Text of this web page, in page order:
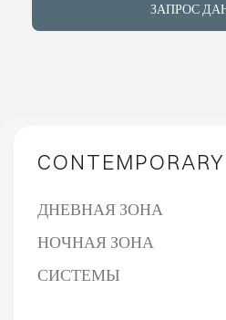
ЗАПРОС
CONTEMPORARY
ДНЕВНАЯ ЗОНА
НОЧНАЯ ЗОНА
СИСТЕМЫ